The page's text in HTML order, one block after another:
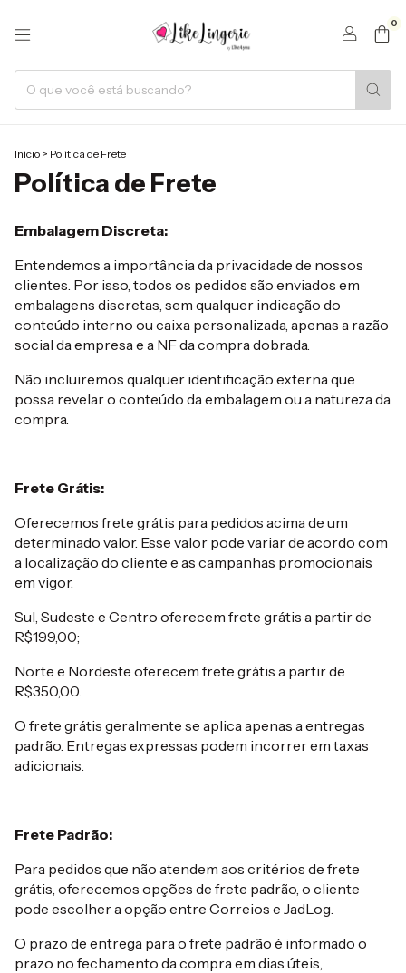
0
Início > Política de Frete
Política de Frete
Embalagem Discreta:
Entendemos a importância da privacidade de nossos
clientes. Por isso, todos os pedidos são enviados em
embalagens discretas, sem qualquer indicação do
conteúdo interno ou caixa personalizada, apenas a razão
social da empresa e a NF da compra dobrada.
Não incluiremos qualquer identificação externa que
possa revelar o conteúdo da embalagem ou a natureza da
compra.
Frete Grátis:
Oferecemos frete grátis para pedidos acima de um
determinado valor. Esse valor pode variar de acordo com
a localização do cliente e as campanhas promocionais
em vigor.
Sul, Sudeste e Centro oferecem frete grátis a partir de
R$199,00;
Norte e Nordeste oferecem frete grátis a partir de
R$350,00.
O frete grátis geralmente se aplica apenas a entregas
padrão. Entregas expressas podem incorrer em taxas
adicionais.
Frete Padrão:
Para pedidos que não atendem aos critérios de frete
grátis, oferecemos opções de frete padrão, o cliente
pode escolher a opção entre Correios e JadLog.
O prazo de entrega para o frete padrão é informado o
prazo no fechamento da compra em dias úteis,